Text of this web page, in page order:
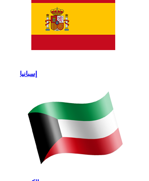
إسبانيا